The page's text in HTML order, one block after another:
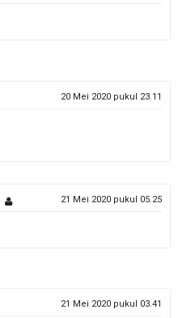
20 Mei 2020 pukul 23.11
21 Mei 2020 pukul 05.25
21 Mei 2020 pukul 03.41